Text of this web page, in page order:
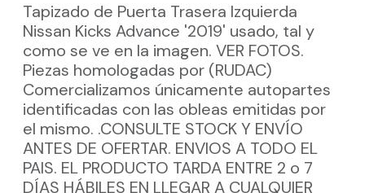
Tapizado de Puerta Trasera Izquierda
Nissan Kicks Advance '2019' usado, tal y
como se ve en la imagen. VER FOTOS.
Piezas homologadas por (RUDAC)
Comercializamos únicamente autopartes
identificadas con las obleas emitidas por
el mismo. .CONSULTE STOCK Y ENVÍO
ANTES DE OFERTAR. ENVIOS A TODO EL
PAIS. EL PRODUCTO TARDA ENTRE 2 o 7
DÍAS HÁBILES EN LLEGAR A CUALQUIER